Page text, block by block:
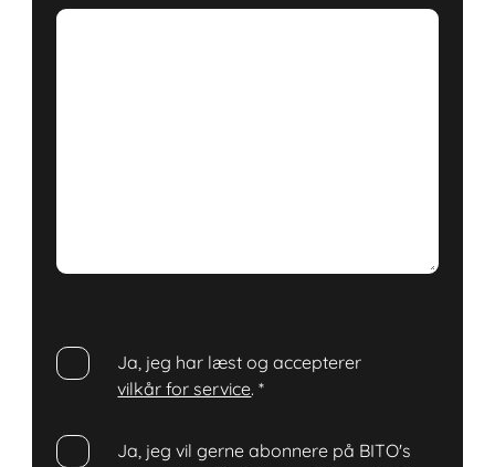
Ja, jeg har læst og accepterer
vilkår for service.*
Ja, jeg vil gerne abonnere på BITO's